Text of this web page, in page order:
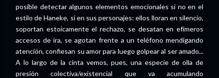
posible detectar algunos elementos emocionales si no en el
estilo de Haneke, sí en sus personajes: ellos lloran en silencio,
soportan estoicamente el rechazo, se desatan en efímeros
accesos de ira, se agotan frente a un teléfono mendigando
atención, confiesan su amor para luego golpear al ser amado...
A lo largo de la cinta vemos, pues, una especie de olla de
presión colectiva/existencial que va acumulando